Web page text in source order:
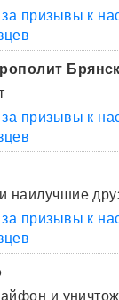
призывы к
призывы к
наилучшие
призывы к
и